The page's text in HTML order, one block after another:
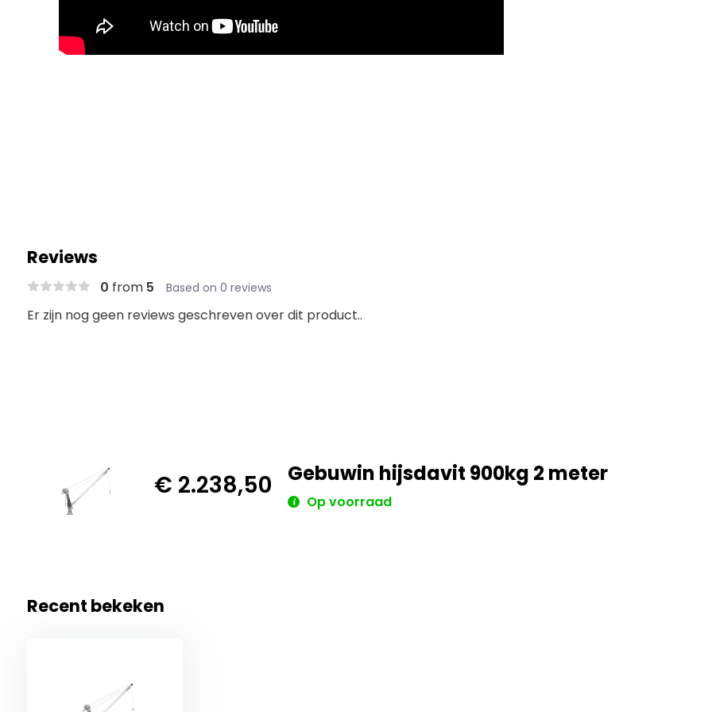
Reviews
0 from 5 Based on 0 reviews
Er zijn nog geen reviews geschreven over dit product..
€ 2.238,50 Gebuwin hijsdavit 900kg 2 meter
Op voorraad
Recent bekeken